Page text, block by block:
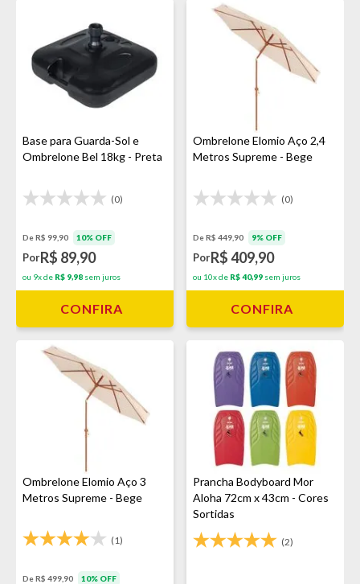
Base para Guarda-Sol e
Ombrelone Bel 18kg - Preta
(0)
De R$ 99,90 10% OFF
PorR$ 89,90
ou 9x de R$ 9,98 sem juros
CONFIRA
Ombrelone Elomio Aço 2,4
Metros Supreme - Bege
(0)
De R$ 449,90 9% OFF
PorR$ 409,90
ou 10x de R$ 40,99 sem juros
CONFIRA
Ombrelone Elomio Aço 3
Metros Supreme - Bege
(1)
De R$ 499,90 10% OFF
Prancha Bodyboard Mor
Aloha 72cm x 43cm - Cores
Sortidas
(2)